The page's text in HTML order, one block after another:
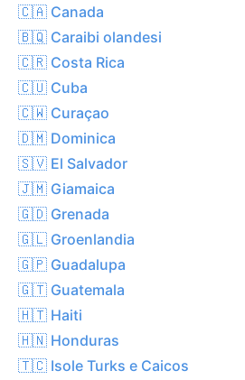
🇨🇦 Canada
🇧🇶 Caraibi olandesi
🇨🇷 Costa Rica
🇨🇺 Cuba
🇨🇼 Curaçao
🇩🇲 Dominica
🇸🇻 El Salvador
🇯🇲 Giamaica
🇬🇩 Grenada
🇬🇱 Groenlandia
🇬🇵 Guadalupa
🇬🇹 Guatemala
🇭🇹 Haiti
🇭🇳 Honduras
🇹🇨 Isole Turks e Caicos